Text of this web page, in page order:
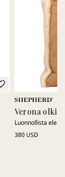
Verona
Luonnollista
380 USD